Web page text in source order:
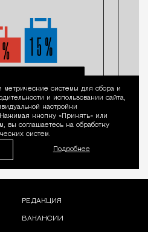
Уведомление
системы для сбора и
и использовании сайта,
настройки
кнопку «Принять» или
вы соглашаетесь на обработку
систем.
Подробнее
РЕДАКЦИЯ
ВАКАНСИИ